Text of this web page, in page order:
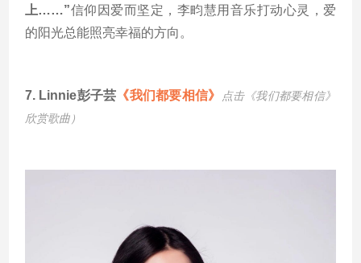
上……”信仰因爱而坚定，李畇慧用音乐打动心灵，爱
的阳光总能照亮幸福的方向。
7. Linnie彭子芸 《我们都要相信》 点击《我们都要相信》
欣赏歌曲）